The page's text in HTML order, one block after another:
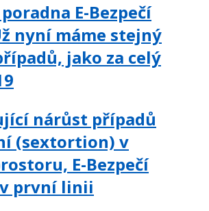
E-Bezpečí
nyní máme stejný
jako za celý
nárůst případů
(sextortion) v
E-Bezpečí
první linii